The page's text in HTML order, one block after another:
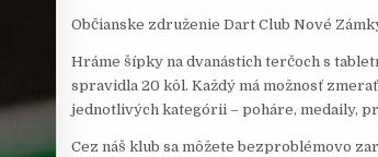
Občianske združenie Dart Club Nové
Hráme šípky na dvanástich terčoch s
spravidla 20 kôl. Každý má možnosť
jednotlivých kategórii – poháre, medaily,
Cez náš klub sa môžete bezproblémovo